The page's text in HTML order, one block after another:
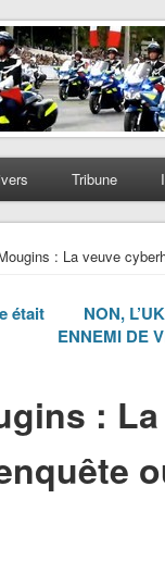
Tribune
: La veuve
était
NON,
ENNEMI DE
: